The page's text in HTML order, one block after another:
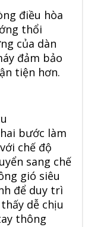
điều hòa
thổi
của dàn
đảm bảo
tiện hơn.
bước làm
chế độ
sang chế
gió siêu
để duy trì
dễ chịu
thông